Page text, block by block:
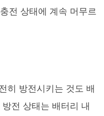
전 상태에 계속 머무르
히 방전시키는 것도 배
전 상태는 배터리 내